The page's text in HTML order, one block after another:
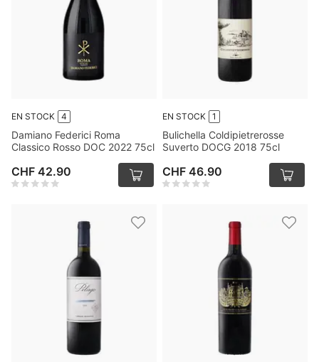
EN STOCK 4
Damiano Federici Roma
Classico Rosso DOC 2022 75cl
CHF 42.90
EN STOCK 1
Bulichella Coldipietrerosse
Suverto DOCG 2018 75cl
CHF 46.90